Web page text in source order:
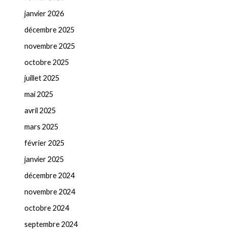
janvier 2026
décembre 2025
novembre 2025
octobre 2025
juillet 2025
mai 2025
avril 2025
mars 2025
février 2025
janvier 2025
décembre 2024
novembre 2024
octobre 2024
septembre 2024